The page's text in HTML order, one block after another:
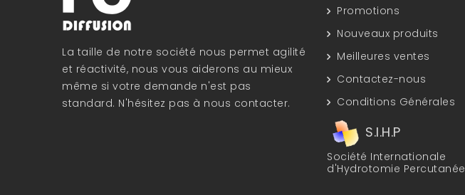
Promotions
Nouveaux produits
Meilleures ventes
Contactez-nous
Conditions Générales
S.I.H.P
Société Internationale
d'Hydrotomie Percutanée
La taille de notre société nous permet agilité
et réactivité, nous vous aiderons au mieux
même si votre demande n'est pas
standard. N'hésitez pas à nous contacter.